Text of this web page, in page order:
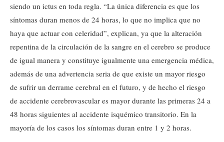
siendo un ictus en toda regla. “La única diferencia es que los
síntomas duran menos de 24 horas, lo que no implica que no
haya que actuar con celeridad”, explican, ya que la alteración
repentina de la circulación de la sangre en el cerebro se produce
de igual manera y constituye igualmente una emergencia médica,
además de una advertencia seria de que existe un mayor riesgo
de sufrir un derrame cerebral en el futuro, y de hecho el riesgo
de accidente cerebrovascular es mayor durante las primeras 24 a
48 horas siguientes al accidente isquémico transitorio. En la
mayoría de los casos los síntomas duran entre 1 y 2 horas.